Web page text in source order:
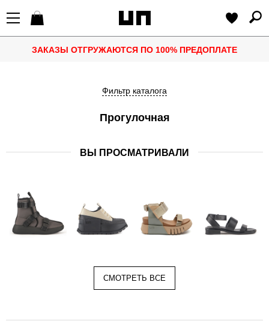
ЗАКАЗЫ ОТГРУЖАЮТСЯ ПО 100% ПРЕДОПЛАТЕ
Фильтр каталога
Прогулочная
ВЫ ПРОСМАТРИВАЛИ
СМОТРЕТЬ ВСЕ